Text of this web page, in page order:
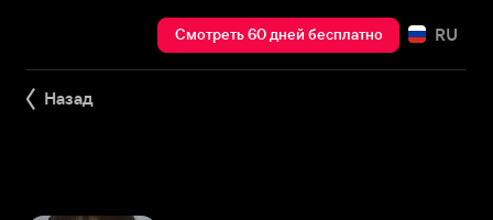
Смотреть 60 дней бесплатно RU
Назад